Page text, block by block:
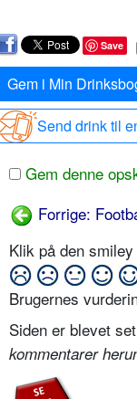
Save
Gem i Min
Send drink til
Gem denne
Forrige:
Klik på den
Brugernes
Siden er blevet
kommentarer